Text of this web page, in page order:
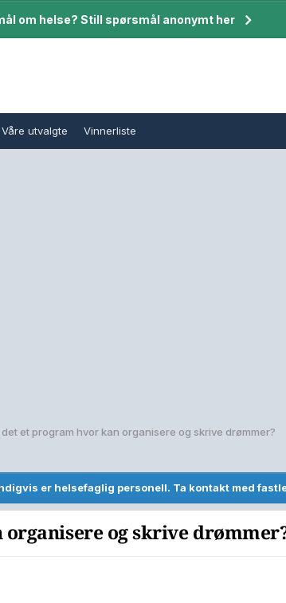
om helse? Still spørsmål anonymt her
Våre utvalgte Vinnerliste
det et program hvor kan organisere og skrive drømmer?
er helsefaglig personell. Ta kontakt med
og skrive